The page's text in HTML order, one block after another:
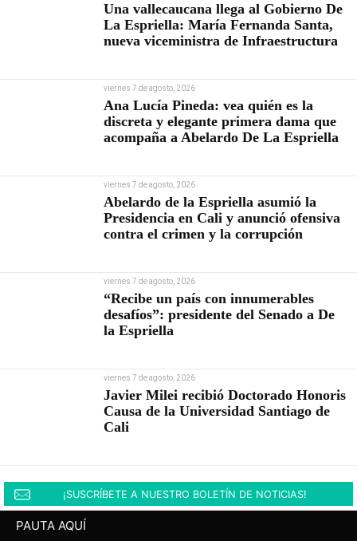
Una vallecaucana llega al Gobierno De
La Espriella: María Fernanda Santa,
nueva viceministra de Infraestructura
viernes 7 de agosto, 2026
Ana Lucía Pineda: vea quién es la
discreta y elegante primera dama que
acompaña a Abelardo De La Espriella
viernes 7 de agosto, 2026
Abelardo de la Espriella asumió la
Presidencia en Cali y anunció ofensiva
contra el crimen y la corrupción
viernes 7 de agosto, 2026
“Recibe un país con innumerables
desafíos”: presidente del Senado a De
la Espriella
viernes 7 de agosto, 2026
Javier Milei recibió Doctorado Honoris
Causa de la Universidad Santiago de
Cali
¡SUSCRÍBETE A NUESTRO BOLETÍN DE NOTICIAS!
PAUTA AQUÍ